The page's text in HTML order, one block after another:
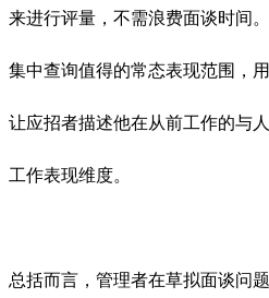
来进行评量，不需浪费面谈时间
集中查询值得的常态表现范围，
让应招者描述他在从前工作的与
工作表现维度。
总括而言，管理者在草拟面谈问